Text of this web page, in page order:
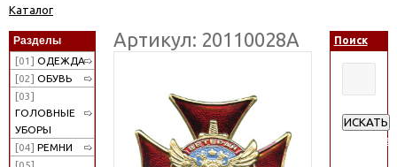
Каталог
Разделы
[01] ОДЕЖДА
[02] ОБУВЬ
[03]
ГОЛОВНЫЕ
УБОРЫ
[04] РЕМНИ
Артикул: 20110028А Поиск
ИСКАТЬ